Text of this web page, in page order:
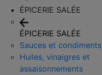
ÉPICERIE SALÉE
ÉPICERIE SALÉE
Sauces et condiments
Huiles, vinaigres et
assaisonnements